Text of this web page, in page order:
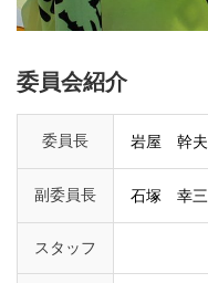
委員会紹介
委員長 岩屋 幹夫
副委員長 石塚 幸三
スタッフ